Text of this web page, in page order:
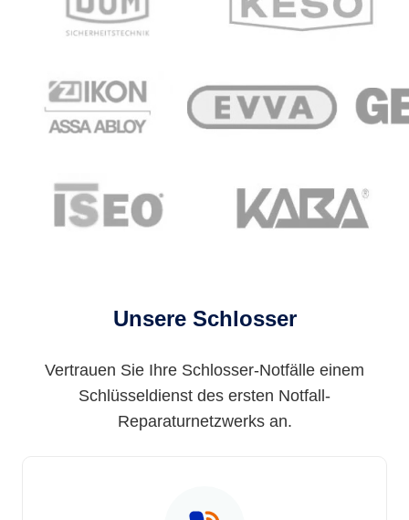
Unsere Schlosser
Vertrauen Sie Ihre Schlosser-Notfälle einem
Schlüsseldienst des ersten Notfall-
Reparaturnetzwerks an.